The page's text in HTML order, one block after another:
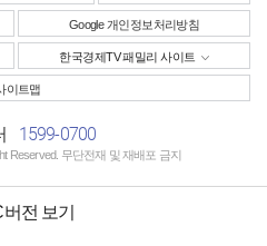
Google 개인정보처리방침
한국경제TV 패밀리 사이트
이트맵
1599-0700
Reserved. 무단전재 및 재배포 금지
버전 보기